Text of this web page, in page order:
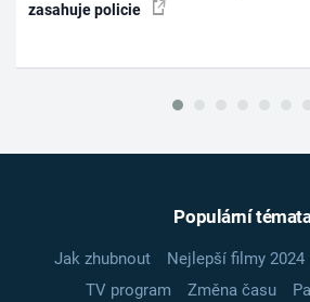
zasahuje policie
Populární
Jak zhubnout Nejlepší filmy 2024
TV program
Změna času